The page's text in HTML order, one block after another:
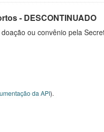
- DESCONTINUADO
ou convênio pela
da API).